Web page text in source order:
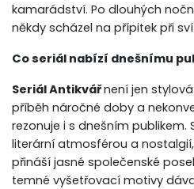
kamarádství. Po dlouhých
někdy scházel na přípitek při
Co seriál nabízí dnešnímu
Seriál Antikvářnení jen
příběh náročné doby a
rezonuje i s dnešním publikem.
literární atmosférou a
přináší jasné společenské
temné vyšetřovací motivy